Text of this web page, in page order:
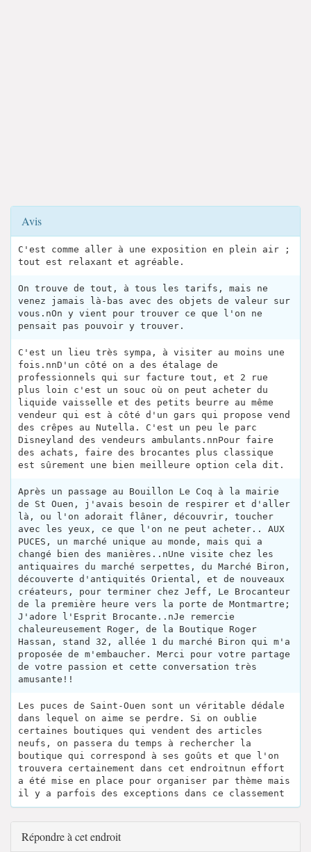
Avis
C'est comme aller à une exposition en plein air ;
tout est relaxant et agréable.
On trouve de tout, à tous les tarifs, mais ne
venez jamais là-bas avec des objets de valeur sur
vous.nOn y vient pour trouver ce que l'on ne
pensait pas pouvoir y trouver.
C'est un lieu très sympa, à visiter au moins une
fois.nnD'un côté on a des étalage de
professionnels qui sur facture tout, et 2 rue
plus loin c'est un souc où on peut acheter du
liquide vaisselle et des petits beurre au même
vendeur qui est à côté d'un gars qui propose vend
des crêpes au Nutella. C'est un peu le parc
Disneyland des vendeurs ambulants.nnPour faire
des achats, faire des brocantes plus classique
est sûrement une bien meilleure option cela dit.
Après un passage au Bouillon Le Coq à la mairie
de St Ouen, j'avais besoin de respirer et d'aller
là, ou l'on adorait flâner, découvrir, toucher
avec les yeux, ce que l'on ne peut acheter.. AUX
PUCES, un marché unique au monde, mais qui a
changé bien des manières..nUne visite chez les
antiquaires du marché serpettes, du Marché Biron,
découverte d'antiquités Oriental, et de nouveaux
créateurs, pour terminer chez Jeff, Le Brocanteur
de la première heure vers la porte de Montmartre;
J'adore l'Esprit Brocante..nJe remercie
chaleureusement Roger, de la Boutique Roger
Hassan, stand 32, allée 1 du marché Biron qui m'a
proposée de m'embaucher. Merci pour votre partage
de votre passion et cette conversation très
amusante!!
Les puces de Saint-Ouen sont un véritable dédale
dans lequel on aime se perdre. Si on oublie
certaines boutiques qui vendent des articles
neufs, on passera du temps à rechercher la
boutique qui correspond à ses goûts et que l'on
trouvera certainement dans cet endroitnun effort
a été mise en place pour organiser par thème mais
il y a parfois des exceptions dans ce classement
Répondre à cet endroit